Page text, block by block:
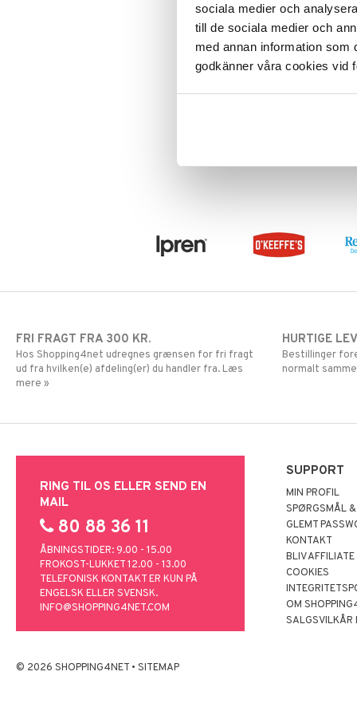
sociala medier och
till de sociala medier och
med annan information som
godkänner våra cookies vid
FRI FRAGT FRA 300 KR.
Hos Shopping4net udregnes grænsen for fri fragt
ud fra hvilken(e) afdeling(er) du handler fra. Læs
mere »
HURTIGE
Bestillinger
normalt
RING TIL OS ELLER SEND EN
MAIL
80 88 36 11
ÅBNINGSTIDER: 9.00 - 15.00
FROKOST-LUKKET 12.00 - 13.00
TELEFONISK KONTAKT ER KUN PÅ
ENGELSK ELLER SVENSK.
INFO@SHOPPING4NET.COM
SUPPORT
MIN PROFIL
SPØRGSMÅL &
GLEMT
KONTAKT
BLIV AFFILIATE
COOKIES
OM
SALGSVILKÅR
© 2026 SHOPPING4NET • SITEMAP